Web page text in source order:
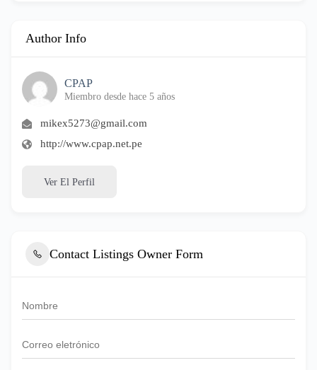
Author Info
CPAP
Miembro desde hace 5 años
mikex5273@gmail.com
http://www.cpap.net.pe
Ver El Perfil
Contact Listings Owner Form